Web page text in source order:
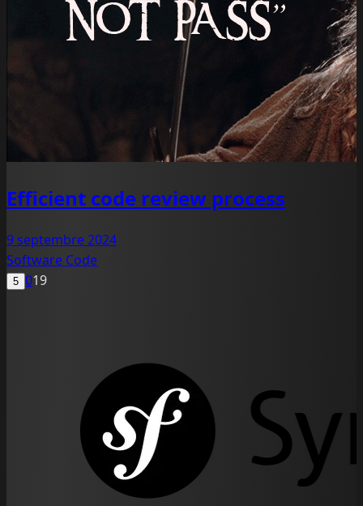
Efficient code review process
9 septembre 2024
Software Code
5 019